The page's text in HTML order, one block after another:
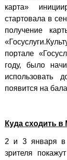
карта»
стартовала в
получение
портале
году, было
использовать
появится на
Куда сходить
2 и 3 января в
зрителя